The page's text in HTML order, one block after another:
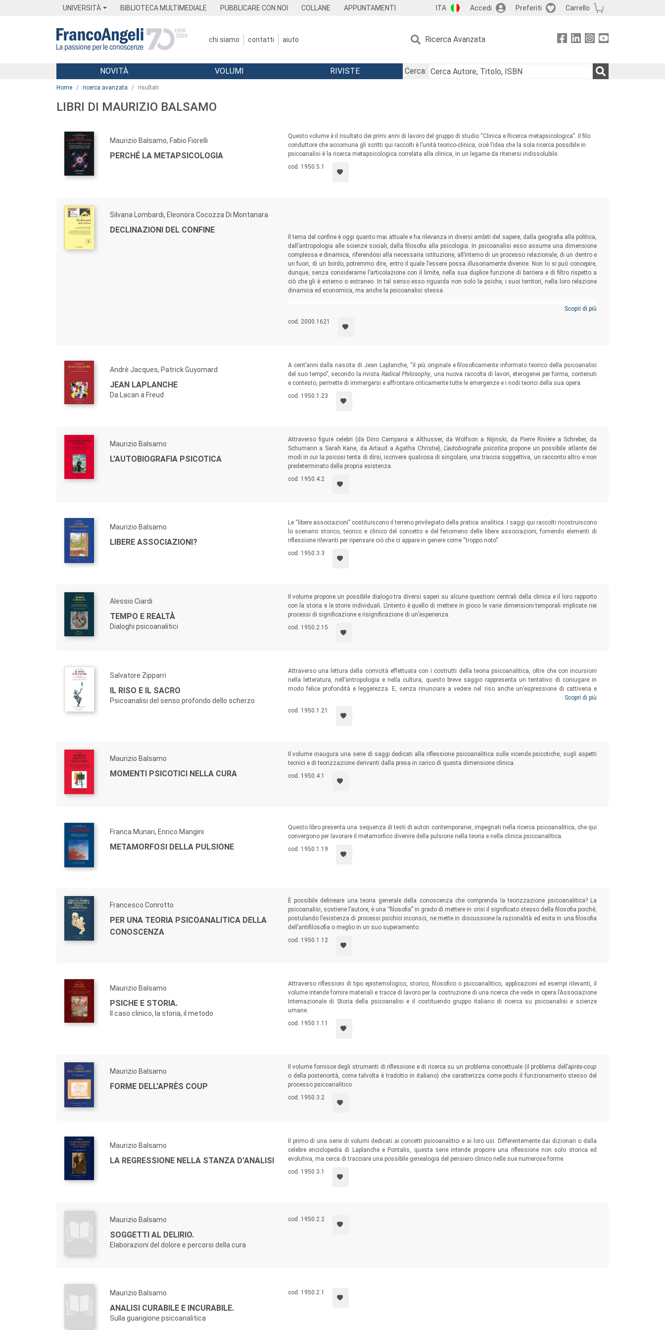
UNIVERSITÀ BIBLIOTECA MULTIMEDIALE PUBBLICARE CON NOI COLLANE APPUNTAMENTI ITA Accedi Preferiti Carrello
chi siamo contatti aiuto Ricerca Avanzata
Menu
NOVITÀ VOLUMI RIVISTE
Cerca:
Home ricerca avanzata risultati
LIBRI DI MAURIZIO BALSAMO
Maurizio Balsamo, Fabio Fiorelli
PERCHÉ LA METAPSICOLOGIA
Questo volume è il risultato dei primi anni di lavoro del gruppo di studio “Clinica e Ricerca metapsicologica”. Il filo
conduttore che accomuna gli scritti qui raccolti è l’unità teorico-clinica, cioè l’idea che la sola ricerca possibile in
psicoanalisi è la ricerca metapsicologica correlata alla clinica, in un legame da ritenersi indissolubile.
cod. 1950.5.1
Silvana Lombardi, Eleonora Cocozza Di Montanara
DECLINAZIONI DEL CONFINE
Il tema del confine è oggi quanto mai attuale e ha rilevanza in diversi ambiti del sapere, dalla geografia alla politica,
dall’antropologia alle scienze sociali, dalla filosofia alla psicologia. In psicoanalisi esso assume una dimensione
complessa e dinamica, riferendosi alla necessaria istituzione, all’interno di un processo relazionale, di un dentro e
un fuori, di un bordo, potremmo dire, entro il quale l’essere possa illusoriamente divenire. Non lo si può concepire,
dunque, senza considerarne l’articolazione con il limite, nella sua duplice funzione di barriera e di filtro rispetto a
ciò che gli è esterno o estraneo. In tal senso esso riguarda non solo la psiche, i suoi territori, nella loro relazione
dinamica ed economica, ma anche la psicoanalisi stessa.
Scopri di più
cod. 2000.1621
Andrè Jacques, Patrick Guyomard
JEAN LAPLANCHE
Da Lacan a Freud
A cent’anni dalla nascita di Jean Laplanche, “il più originale e filosoficamente informato teorico della psicoanalisi
del suo tempo”, secondo la rivista Radical Philosophy, una nuova raccolta di lavori, eterogenei per forma, contenuti
e contesto, permette di immergersi e affrontare criticamente tutte le emergenze e i nodi teorici della sua opera.
cod. 1950.1.23
Maurizio Balsamo
L'AUTOBIOGRAFIA PSICOTICA
Attraverso figure celebri (da Dino Campana a Althusser, da Wolfson a Nijinski, da Pierre Rivière a Schreber, da
Schumann a Sarah Kane, da Artaud a Agatha Christie),L’autobiografia psicotica propone un possibile atlante dei
modi in cui la psicosi tenta di dirsi, iscrivere qualcosa di singolare, una traccia soggettiva, un racconto altro e non
predeterminato della propria esistenza.
cod. 1950.4.2
Maurizio Balsamo
LIBERE ASSOCIAZIONI?
Le “libere associazioni” costituiscono il terreno privilegiato della pratica analitica. I saggi qui raccolti ricostruiscono
lo scenario storico, teorico e clinico del concetto e del fenomeno delle libere associazioni, fornendo elementi di
riflessione rilevanti per ripensare ciò che ci appare in genere come “troppo noto”.
cod. 1950.3.3
Alessio Ciardi
TEMPO E REALTÀ
Dialoghi psicoanalitici
Il volume propone un possibile dialogo tra diversi saperi su alcune questioni centrali della clinica e il loro rapporto
con la storia e le storie individuali. L’intento è quello di mettere in gioco le varie dimensioni temporali implicate nei
processi di significazione e risignificazione di un’esperienza.
cod. 1950.2.15
Salvatore Zipparri
IL RISO E IL SACRO
Psicoanalisi del senso profondo dello scherzo
Attraverso una lettura della comicità effettuata con i costrutti della teoria psicoanalitica, oltre che con incursioni
nella letteratura, nell’antropologia e nella cultura, questo breve saggio rappresenta un tentativo di coniugare in
modo felice profondità e leggerezza. E, senza rinunciare a vedere nel riso anche un’espressione di cattiveria e
possa indicare, alla stregua di una
rivelazione, una via di accesso privilegiata a verità finora irraggiungibili.
Scopri di più
cod. 1950.1.21
Maurizio Balsamo
MOMENTI PSICOTICI NELLA CURA
Il volume inaugura una serie di saggi dedicati alla riflessione psicoanalitica sulle vicende psicotiche, sugli aspetti
tecnici e di teorizzazione derivanti dalla presa in carico di questa dimensione clinica.
cod. 1950.4.1
Franca Munari, Enrico Mangini
METAMORFOSI DELLA PULSIONE
Questo libro presenta una sequenza di testi di autori contemporanei, impegnati nella ricerca psicoanalitica, che qui
convergono per lavorare il metamorfico divenire della pulsione nella teoria e nella clinica psicoanalitica.
cod. 1950.1.19
Francesco Conrotto
PER UNA TEORIA PSICOANALITICA DELLA
CONOSCENZA
È possibile delineare una teoria generale della conoscenza che comprenda la teorizzazione psicoanalitica? La
psicoanalisi, sostiene l’autore, è una “filosofia” in grado di mettere in crisi il significato stesso della filosofia poiché,
postulando l’esistenza di processi psichici inconsci, ne mette in discussione la razionalità ed esita in una filosofia
dell’antifilosofia o meglio in un suo superamento.
cod. 1950.1.12
Maurizio Balsamo
PSICHE E STORIA.
Il caso clinico, la storia, il metodo
Attraverso riflessioni di tipo epistemologico, storico, filosofico o psicoanalitico, applicazioni ed esempi rilevanti, il
volume intende fornire materiali e tracce di lavoro per la costruzione di una ricerca che vede in opera l’Associazione
Internazionale di Storia della psicoanalisi e il costituendo gruppo italiano di ricerca su psicoanalisi e scienze
umane.
cod. 1950.1.11
Maurizio Balsamo
FORME DELL'APRÈS COUP
Il volume fornisce degli strumenti di riflessione e di ricerca su un problema concettuale (il problema dell’après-coup
o della posteriorità, come talvolta è tradotto in italiano) che caratterizza come pochi il funzionamento stesso del
processo psicoanalitico.
cod. 1950.3.2
Maurizio Balsamo
LA REGRESSIONE NELLA STANZA D'ANALISI
Il primo di una serie di volumi dedicati ai concetti psicoanalitici e ai loro usi. Differentemente dai dizionari o dalla
celebre enciclopedia di Laplanche e Pontalis, questa serie intende proporre una riflessione non solo storica ed
evolutiva, ma cerca di tracciare una possibile genealogia del pensiero clinico nelle sue numerose forme.
cod. 1950.3.1
Maurizio Balsamo
SOGGETTI AL DELIRIO.
Elaborazioni del dolore e percorsi della cura
cod. 1950.2.2
Maurizio Balsamo
ANALISI CURABILE E INCURABILE.
Sulla guarigione psicoanalitica
cod. 1950.2.1